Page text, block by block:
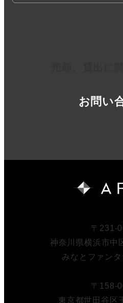
お問い
〒231-
神奈川県横浜市中
みなとファン
〒158-
東京都世田谷区